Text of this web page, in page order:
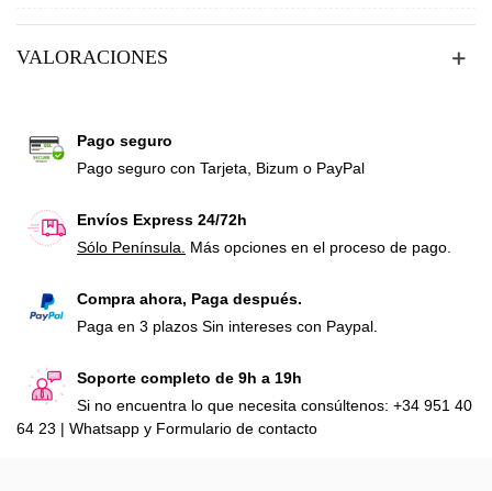
VALORACIONES
Pago seguro
Pago seguro con Tarjeta, Bizum o PayPal
Envíos Express 24/72h
Sólo Península. Más opciones en el proceso de pago.
Compra ahora, Paga después.
Paga en 3 plazos Sin intereses con Paypal.
Soporte completo de 9h a 19h
Si no encuentra lo que necesita consúltenos: +34 951 40
64 23 | Whatsapp y Formulario de contacto